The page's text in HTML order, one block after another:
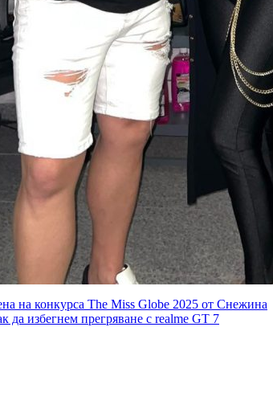
на конкурса The Miss Globe 2025 от Снежина
да избегнем прегряване с realme GT 7